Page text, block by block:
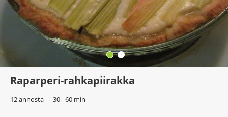
Raparperi-rahkapiirakka
12 annosta 30 - 60 min